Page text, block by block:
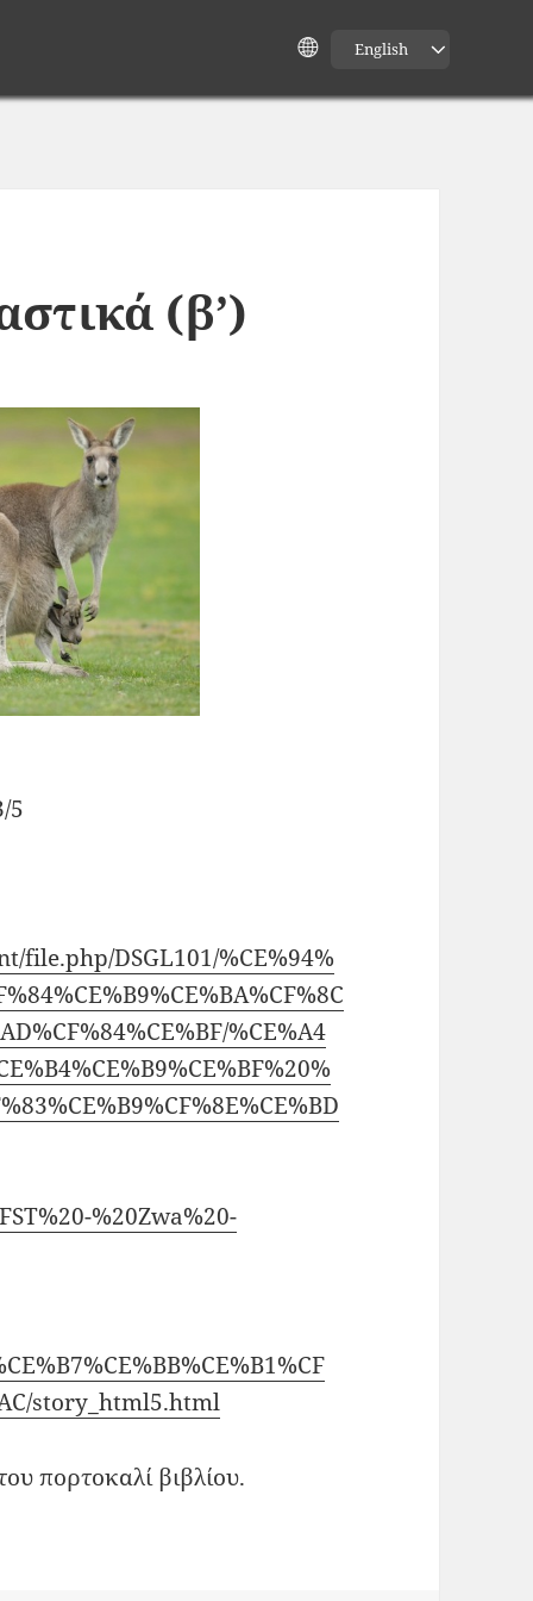
English
(β’)
5
file.php/DSGL101/%CE%94%
%CE%A4
%20Zwa%20-
story_html5.html
πορτοκαλί βιβλίου.